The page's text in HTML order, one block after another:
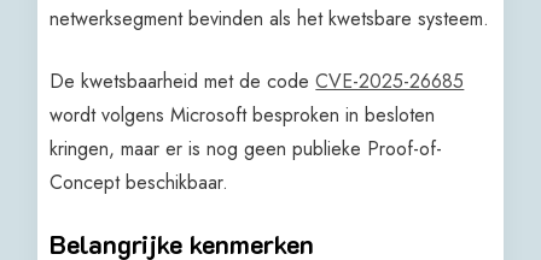
netwerksegment bevinden als het kwetsbare systeem.
De kwetsbaarheid met de codeCVE-2025-26685
wordt volgens Microsoft besproken in besloten
kringen, maar er is nog geen publieke Proof-of-
Concept beschikbaar.
Belangrijke kenmerken